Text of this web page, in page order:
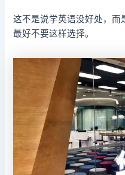
这不是说学英语没好处，而
最好不要这样选择。